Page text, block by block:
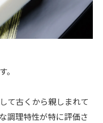
て古くから親しまれて
調理特性が特に評価さ